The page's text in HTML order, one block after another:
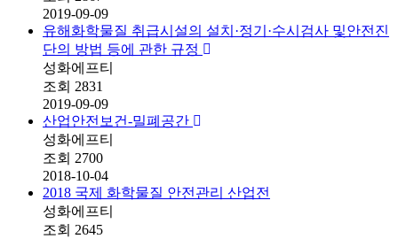
2019-09-09
유해화학물질 취급시설의 설치·정기·수시검사 및안전진
단의 방법 등에 관한 규정
성화에프티
조회 2831
2019-09-09
산업안전보건-밀폐공간
성화에프티
조회 2700
2018-10-04
2018 국제 화학물질 안전관리 산업전
성화에프티
조회 2645